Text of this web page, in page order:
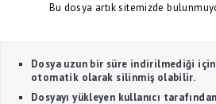
Bu dosya artık sitemizde
Dosya uzun bir süre indirilmediği
otomatik olarak silinmiş olabilir.
Dosyayı yükleyen kullanıcı